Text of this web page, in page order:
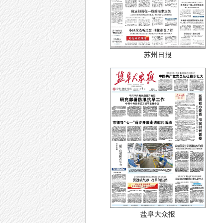
苏州日报
盐阜大众报